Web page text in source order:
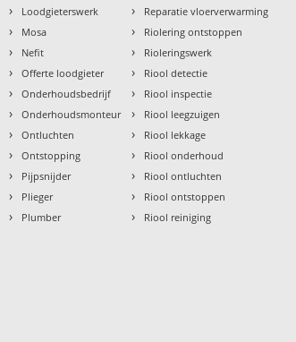
› Loodgieterswerk
› Mosa
› Nefit
› Offerte loodgieter
› Onderhoudsbedrijf
› Onderhoudsmonteur
› Ontluchten
› Ontstopping
› Pijpsnijder
› Plieger
› Plumber
› Reparatie vloerverwarming
› Riolering ontstoppen
› Rioleringswerk
› Riool detectie
› Riool inspectie
› Riool leegzuigen
› Riool lekkage
› Riool onderhoud
› Riool ontluchten
› Riool ontstoppen
› Riool reiniging